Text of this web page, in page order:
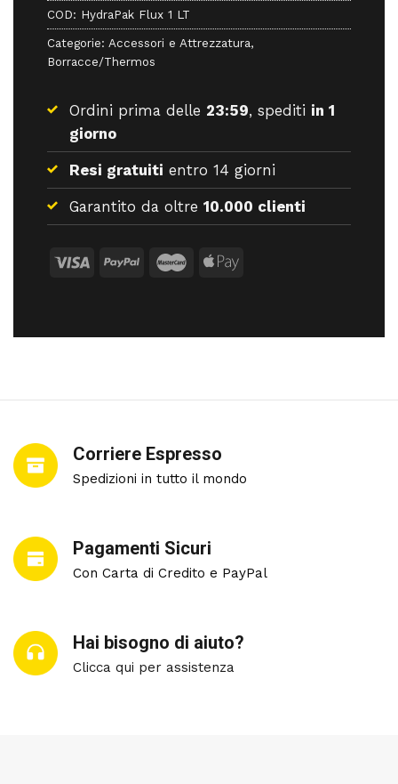
COD: HydraPak Flux 1 LT
Categorie: Accessori e Attrezzatura,
Borracce/Thermos
Ordini prima delle 23:59, spediti in 1
giorno
Resi gratuiti entro 14 giorni
Garantito da oltre 10.000 clienti
Corriere Espresso
Spedizioni in tutto il mondo
Pagamenti Sicuri
Con Carta di Credito e PayPal
Hai bisogno di aiuto?
Clicca qui per assistenza